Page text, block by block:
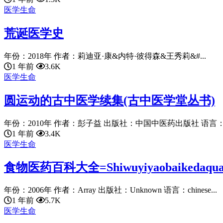
医学生命
荒诞医学史
年份：2018年 作者：莉迪亚·康&内特·彼得森&王秀莉&#...
1 年前
3.6K
医学生命
圆运动的古中医学续集(古中医学堂丛书)
年份：2010年 作者：彭子益 出版社：中国中医药出版社 语言：
1 年前
3.4K
医学生命
食物医药百科大全
年份：2006年 作者：Array 出版社：Unknown 语言：chinese...
1 年前
5.7K
医学生命